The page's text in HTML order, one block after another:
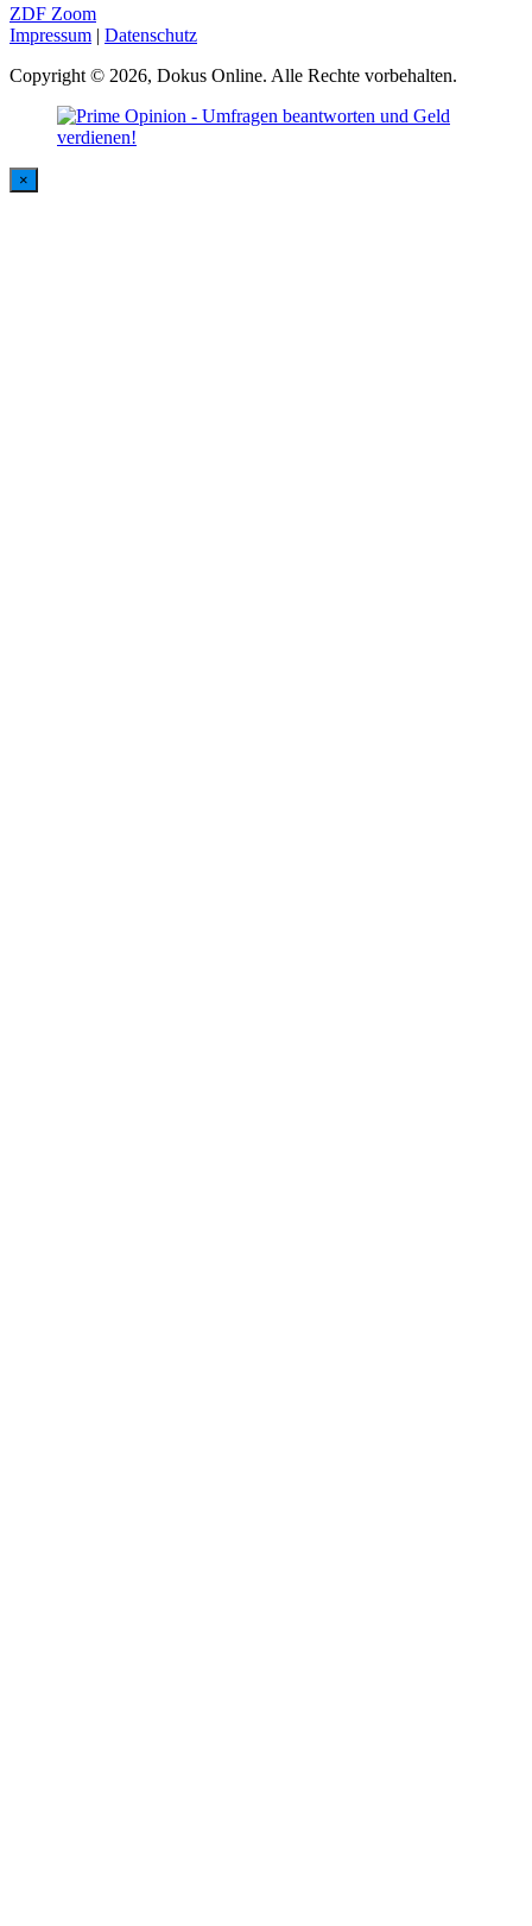
ZDF Zoom
Impressum | Datenschutz
Copyright © 2026, Dokus Online. Alle Rechte vorbehalten.
×